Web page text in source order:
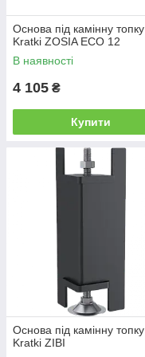
Основа під камінну топку
Kratki ZOSIA ECO 12
В наявності
4 105 ₴
Купити
Основа під камінну топку
Kratki ZIBI